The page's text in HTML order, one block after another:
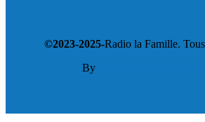
©2023-2025-Radio la Famille.
ByOTIYA